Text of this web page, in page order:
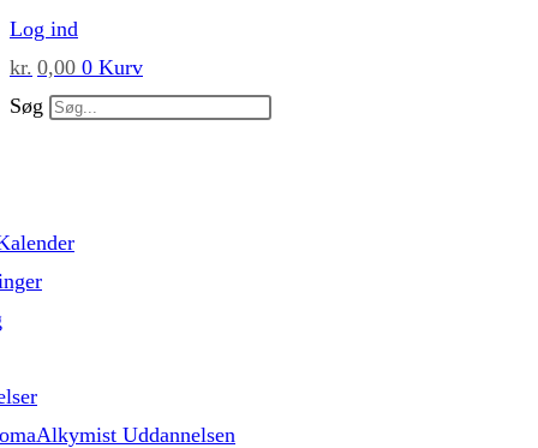
Skip
to
content
Log ind
kr. 0,00 0 Kurv
Søg
Uddannelsen